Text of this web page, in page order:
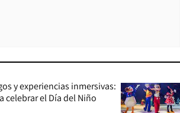
y experiencias inmersivas:
celebrar el Día del Niño